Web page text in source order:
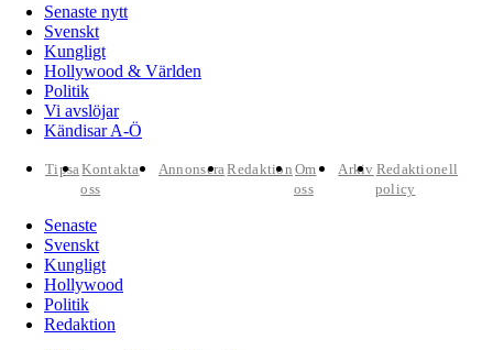
Senaste nytt
Svenskt
Kungligt
Hollywood & Världen
Politik
Vi avslöjar
Kändisar A-Ö
TipsaKontakta
oss
AnnonseraRedaktion Om
oss
Arkiv Redaktionell
policy
Senaste
Svenskt
Kungligt
Hollywood
Politik
Redaktion